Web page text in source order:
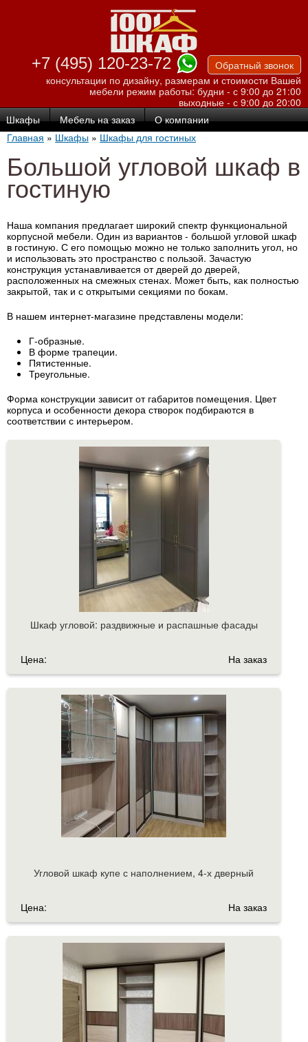
Перейти к
основному
содержанию
+7 (495) 120-23-72
Обратный звонок
консультации по дизайну, размерам и стоимости Вашей
мебели режим работы: будни - с 9:00 до 21:00
выходные - с 9:00 до 20:00
Шкафы Мебель на заказ О компании
Главная » Шкафы » Шкафы для гостиных
Большой угловой шкаф в
гостиную
Наша компания предлагает широкий спектр функциональной
корпусной мебели. Один из вариантов - большой угловой шкаф
в гостиную. С его помощью можно не только заполнить угол, но
и использовать это пространство с пользой. Зачастую
конструкция устанавливается от дверей до дверей,
расположенных на смежных стенах. Может быть, как полностью
закрытой, так и с открытыми секциями по бокам.
В нашем интернет-магазине представлены модели:
Г-образные.
В форме трапеции.
Пятистенные.
Треугольные.
Форма конструкции зависит от габаритов помещения. Цвет
корпуса и особенности декора створок подбираются в
соответствии с интерьером.
Шкаф угловой: раздвижные и распашные фасады
Цена: На заказ
Угловой шкаф купе с наполнением, 4-х дверный
Цена: На заказ